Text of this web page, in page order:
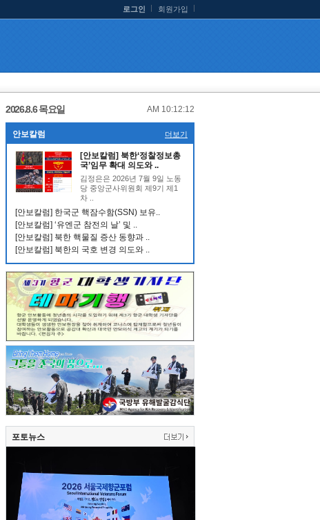
로그인 회원가입
2026.8.6 목요일 AM 10:12:12
안보칼럼 더보기
[안보칼럼] 북한‘정찰정보총
국’임무 확대 의도와 ..
김정은은 2026년 7월 9일 노동
당 중앙군사위원회 제9기 제1
차 ..
[안보칼럼] 한국군 핵잠수함(SSN) 보유..
[안보칼럼] ‘유엔군 참전의 날’ 및 ..
[안보칼럼] 북한 핵물질 증산 동향과 ..
[안보칼럼] 북한의 국호 변경 의도와 ..
포토뉴스